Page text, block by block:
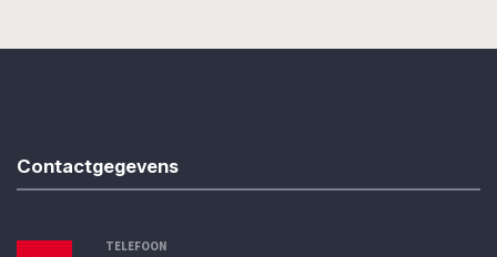
Contactgegevens
TELEFOON